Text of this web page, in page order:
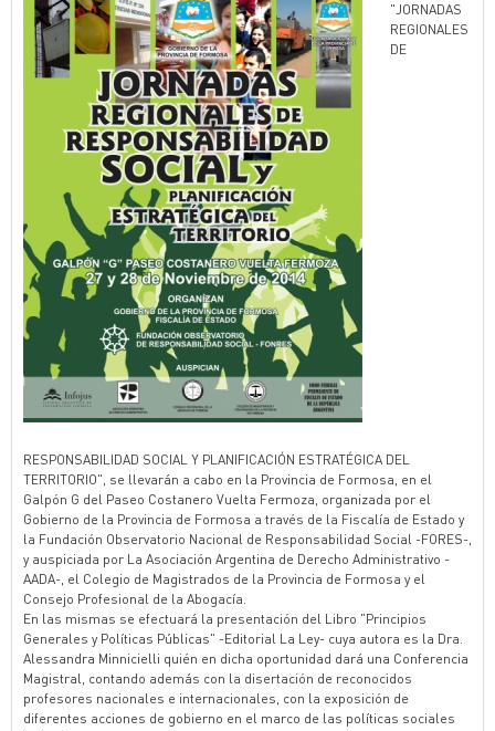
"JORNADAS
REGIONALES
DE
RESPONSABILIDAD SOCIAL Y PLANIFICACIÓN ESTRATÉGICA DEL
TERRITORIO", se llevarán a cabo en la Provincia de Formosa, en el
Galpón G del Paseo Costanero Vuelta Fermoza, organizada por el
Gobierno de la Provincia de Formosa a través de la Fiscalía de Estado y
la Fundación Observatorio Nacional de Responsabilidad Social -FORES-,
y auspiciada por La Asociación Argentina de Derecho Administrativo -
AADA-, el Colegio de Magistrados de la Provincia de Formosa y el
Consejo Profesional de la Abogacía.
En las mismas se efectuará la presentación del Libro "Principios
Generales y Políticas Públicas" -Editorial La Ley- cuya autora es la Dra.
Alessandra Minnicielli quién en dicha oportunidad dará una Conferencia
Magistral, contando además con la disertación de reconocidos
profesores nacionales e internacionales, con la exposición de
diferentes acciones de gobierno en el marco de las políticas sociales